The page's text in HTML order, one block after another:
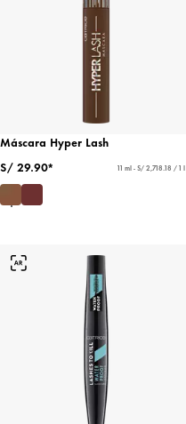
Máscara Hyper Lash
S/ 29.90*
11 ml - S/ 2,718.18 / 1 l